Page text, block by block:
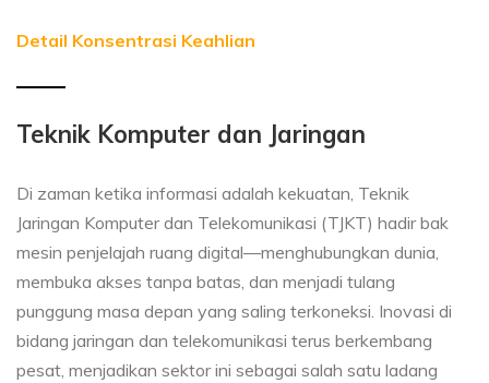
Detail Konsentrasi Keahlian
Teknik Komputer dan Jaringan
Di zaman ketika informasi adalah kekuatan, Teknik
Jaringan Komputer dan Telekomunikasi (TJKT) hadir bak
mesin penjelajah ruang digital—menghubungkan dunia,
membuka akses tanpa batas, dan menjadi tulang
punggung masa depan yang saling terkoneksi. Inovasi di
bidang jaringan dan telekomunikasi terus berkembang
pesat, menjadikan sektor ini sebagai salah satu ladang